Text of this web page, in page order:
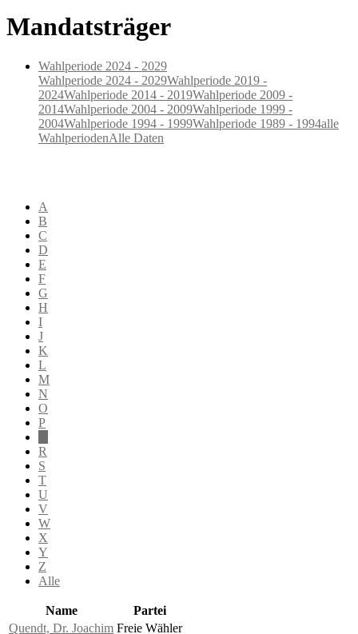
Mandatsträger
Wahlperiode 2024 - 2029
Wahlperiode 2024 - 2029Wahlperiode 2019 -
2024Wahlperiode 2014 - 2019Wahlperiode 2009 -
2014Wahlperiode 2004 - 2009Wahlperiode 1999 -
2004Wahlperiode 1994 - 1999Wahlperiode 1989 - 1994alle
WahlperiodenAlle Daten
A
B
C
D
E
F
G
H
I
J
K
L
M
N
O
P
R
S
T
U
V
W
X
Y
Z
Alle
Name
Partei
Quendt, Dr. Joachim Freie Wähler